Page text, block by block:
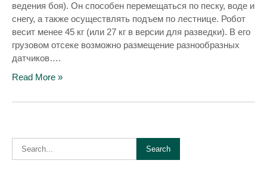
ведения боя). Он способен перемещаться по песку, воде и
снегу, а также осуществлять подъем по лестнице. Робот
весит менее 45 кг (или 27 кг в версии для разведки). В его
грузовом отсеке возможно размещение разнообразных
датчиков….
Read More »